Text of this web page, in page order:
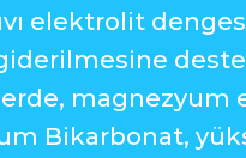
elektrolit
magnezyum
Bikarbonat,